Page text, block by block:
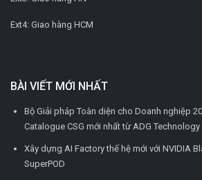
Ext4: Giao hàng HCM
BÀI VIẾT MỚI NHẤT
Bộ Giải pháp Toàn diện cho Doanh nghiệp
Catalogue CSG mới nhất từ ADG Technology
Xây dựng AI Factory thế hệ mới với NVIDIA
SuperPOD